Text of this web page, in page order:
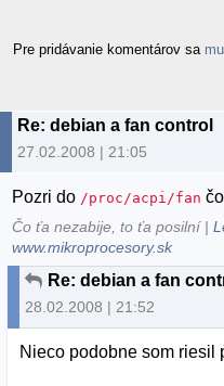
Pre pridávanie komentárov sa
Re: debian a fan control
27.02.2008 | 21:05
Pozri do /proc/acpi/fan
Čo ťa nezabije, to ťa posilní |
www.mikroprocesory.sk
Re: debian a fan
28.02.2008 | 21:52
Nieco podobne som riesil